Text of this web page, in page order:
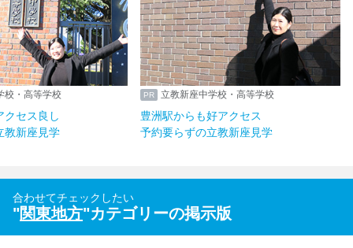
校・高等学校
クセス良し
教新座見学
立教新座中学校・高等学校
豊洲駅からも好アクセス
予約要らずの立教新座見学
合わせてチェックしたい
"関東地方"カテゴリーの掲示版